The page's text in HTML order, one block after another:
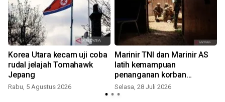
Korea Utara kecam uji coba
rudal jelajah Tomahawk
Jepang
Rabu, 5 Agustus 2026
Marinir TNI dan Marinir AS
latih kemampuan
penanganan korban
bencana
Selasa, 28 Juli 2026